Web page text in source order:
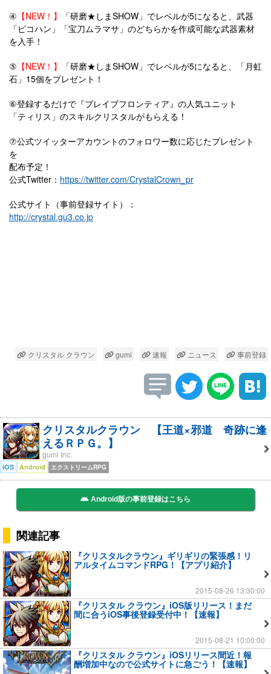
④ 【NEW！】
「研磨★しまSHOW」でレベルが5になると、武器
「ピコハン」「宝刀ムラマサ」のどちらかを作成可能な武器素材
を入手！
⑤ 【NEW！】
「研磨★しまSHOW」でレベルが5になると、「月虹
石」15個をプレゼント！
⑥登録するだけで『ブレイブフロンティア』の人気ユニット
「ティリス」のスキルクリスタルがもらえる！
⑦公式ツイッターアカウントのフォロワー数に応じたプレゼント
を
配布予定！
公式Twitter： https://twitter.com/CrystalCrown_pr
公式サイト（事前登録サイト）：
http://crystal.gu3.co.jp
クリスタル クラウン gumi 速報 ニュース 事前登録
クリスタルクラウン 【王道×邪道 奇跡に逢
えるＲＰＧ。】
gumi Inc.
iOS Android エクストリームRPG
Android版の事前登録はこちら
関連記事
『クリスタルクラウン』ギリギリの緊張感！リ
アルタイムコマンドRPG！【アプリ紹介】
2015-08-26 13:30:00
『クリスタル クラウン』iOS版リリース！まだ
間に合うiOS事後登録受付中！【速報】
2015-08-21 10:00:00
『クリスタル クラウン』iOSリリース間近！報
酬増加中なので公式サイトに急ごう！【速報】